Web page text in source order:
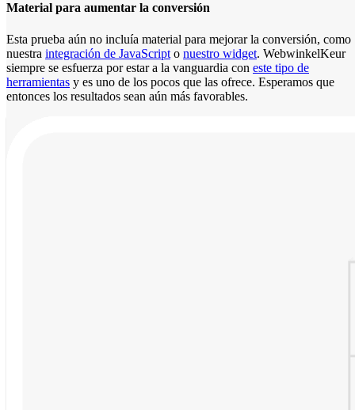
Material para aumentar la conversión
Esta prueba aún no incluía material para mejorar la conversión, como
nuestra integración de JavaScript o nuestro widget. WebwinkelKeur
siempre se esfuerza por estar a la vanguardia con este tipo de
herramientas y es uno de los pocos que las ofrece. Esperamos que
entonces los resultados sean aún más favorables.